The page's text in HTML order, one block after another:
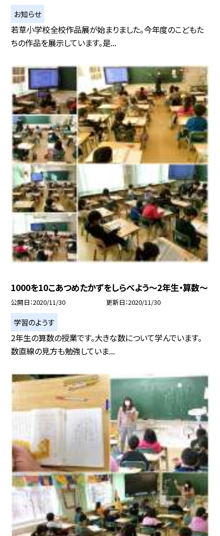
お知らせ
若草小学校全校作品展が始まりました。今年度のこどもた
ちの作品を展示しています。是...
1000を10こあつめたかずをしらべよう〜2年生・算数〜
公開日 2020/11/30 更新日 2020/11/30
学習のようす
2年生の算数の授業です。大きな数について学んでいます。
数直線の見方も勉強していま...